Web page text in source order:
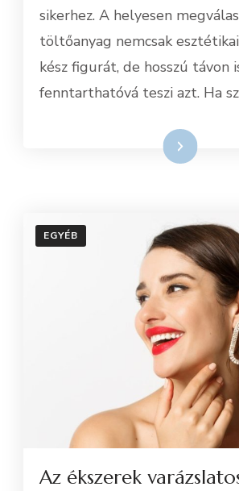
sikerhez. A helyesen
töltőanyag nemcsak
kész figurát, de hosszú távon
fenntarthatóvá teszi azt. Ha
Tovább
EGYÉB
Az ékszerek